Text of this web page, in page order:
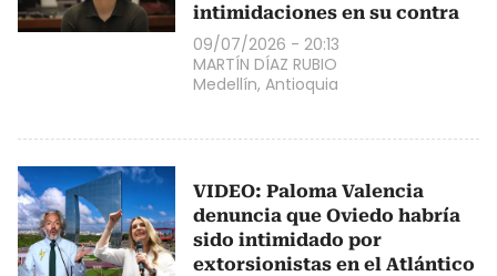
intimidaciones en su contra
09/07/2026 - 20:13
MARTÍN DÍAZ RUBIO
Medellín, Antioquia
VIDEO: Paloma Valencia
denuncia que Oviedo habría
sido intimidado por
extorsionistas en el Atlántico